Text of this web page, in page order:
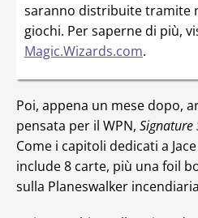
saranno distribuite tramite
giochi. Per saperne di più,
Magic.Wizards.com.
Poi, appena un mese dopo,
pensata per il WPN, Signature
Come i capitoli dedicati a
include 8 carte, più una foil
sulla Planeswalker